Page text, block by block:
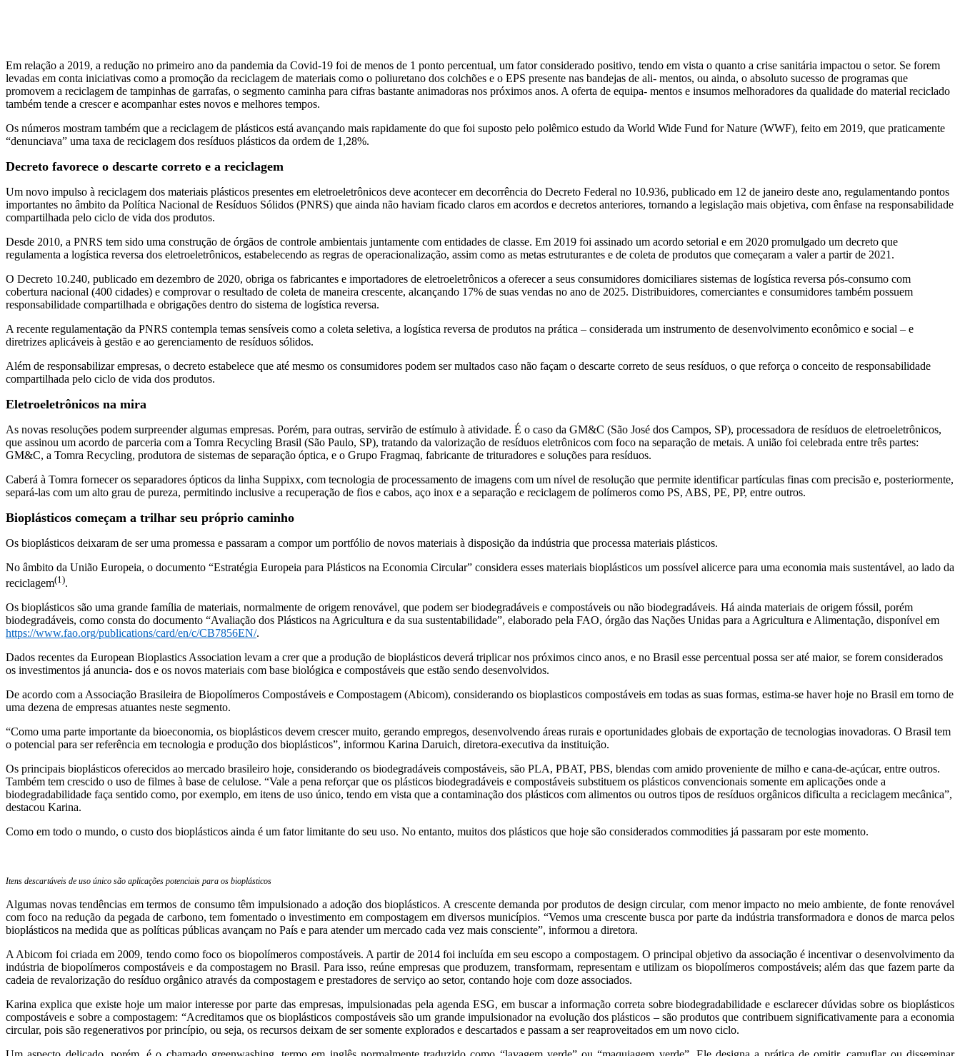
Em relação a 2019, a redução no primeiro ano da pandemia da Covid-19 foi de menos de 1 ponto percentual, um fator considerado positivo, tendo em vista o quanto a crise sanitária impactou o setor. Se forem
levadas em conta iniciativas como a promoção da reciclagem de materiais como o poliuretano dos colchões e o EPS presente nas bandejas de ali- mentos, ou ainda, o absoluto sucesso de programas que
promovem a reciclagem de tampinhas de garrafas, o segmento caminha para cifras bastante animadoras nos próximos anos. A oferta de equipa- mentos e insumos melhoradores da qualidade do material reciclado
também tende a crescer e acompanhar estes novos e melhores tempos.
Os números mostram também que a reciclagem de plásticos está avançando mais rapidamente do que foi suposto pelo polêmico estudo da World Wide Fund for Nature (WWF), feito em 2019, que praticamente
“denunciava” uma taxa de reciclagem dos resíduos plásticos da ordem de 1,28%.
Decreto favorece o descarte correto e a reciclagem
Um novo impulso à reciclagem dos materiais plásticos presentes em eletroeletrônicos deve acontecer em decorrência do Decreto Federal no 10.936, publicado em 12 de janeiro deste ano, regulamentando pontos
importantes no âmbito da Política Nacional de Resíduos Sólidos (PNRS) que ainda não haviam ficado claros em acordos e decretos anteriores, tornando a legislação mais objetiva, com ênfase na responsabilidade
compartilhada pelo ciclo de vida dos produtos.
Desde 2010, a PNRS tem sido uma construção de órgãos de controle ambientais juntamente com entidades de classe. Em 2019 foi assinado um acordo setorial e em 2020 promulgado um decreto que
regulamenta a logística reversa dos eletroeletrônicos, estabelecendo as regras de operacionalização, assim como as metas estruturantes e de coleta de produtos que começaram a valer a partir de 2021.
O Decreto 10.240, publicado em dezembro de 2020, obriga os fabricantes e importadores de eletroeletrônicos a oferecer a seus consumidores domiciliares sistemas de logística reversa pós-consumo com
cobertura nacional (400 cidades) e comprovar o resultado de coleta de maneira crescente, alcançando 17% de suas vendas no ano de 2025. Distribuidores, comerciantes e consumidores também possuem
responsabilidade compartilhada e obrigações dentro do sistema de logística reversa.
A recente regulamentação da PNRS contempla temas sensíveis como a coleta seletiva, a logística reversa de produtos na prática – considerada um instrumento de desenvolvimento econômico e social – e
diretrizes aplicáveis à gestão e ao gerenciamento de resíduos sólidos.
Além de responsabilizar empresas, o decreto estabelece que até mesmo os consumidores podem ser multados caso não façam o descarte correto de seus resíduos, o que reforça o conceito de responsabilidade
compartilhada pelo ciclo de vida dos produtos.
Eletroeletrônicos na mira
As novas resoluções podem surpreender algumas empresas. Porém, para outras, servirão de estímulo à atividade. É o caso da GM&C (São José dos Campos, SP), processadora de resíduos de eletroeletrônicos,
que assinou um acordo de parceria com a Tomra Recycling Brasil (São Paulo, SP), tratando da valorização de resíduos eletrônicos com foco na separação de metais. A união foi celebrada entre três partes:
GM&C, a Tomra Recycling, produtora de sistemas de separação óptica, e o Grupo Fragmaq, fabricante de trituradores e soluções para resíduos.
Caberá à Tomra fornecer os separadores ópticos da linha Suppixx, com tecnologia de processamento de imagens com um nível de resolução que permite identificar partículas finas com precisão e, posteriormente,
separá-las com um alto grau de pureza, permitindo inclusive a recuperação de fios e cabos, aço inox e a separação e reciclagem de polímeros como PS, ABS, PE, PP, entre outros.
Bioplásticos começam a trilhar seu próprio caminho
Os bioplásticos deixaram de ser uma promessa e passaram a compor um portfólio de novos materiais à disposição da indústria que processa materiais plásticos.
No âmbito da União Europeia, o documento “Estratégia Europeia para Plásticos na Economia Circular” considera esses materiais bioplásticos um possível alicerce para uma economia mais sustentável, ao lado da
reciclagem(1).
Os bioplásticos são uma grande família de materiais, normalmente de origem renovável, que podem ser biodegradáveis e compostáveis ou não biodegradáveis. Há ainda materiais de origem fóssil, porém
biodegradáveis, como consta do documento “Avaliação dos Plásticos na Agricultura e da sua sustentabilidade”, elaborado pela FAO, órgão das Nações Unidas para a Agricultura e Alimentação, disponível em
https://www.fao.org/publications/card/en/c/CB7856EN/.
Dados recentes da European Bioplastics Association levam a crer que a produção de bioplásticos deverá triplicar nos próximos cinco anos, e no Brasil esse percentual possa ser até maior, se forem considerados
os investimentos já anuncia- dos e os novos materiais com base biológica e compostáveis que estão sendo desenvolvidos.
De acordo com a Associação Brasileira de Biopolímeros Compostáveis e Compostagem (Abicom), considerando os bioplasticos compostáveis em todas as suas formas, estima-se haver hoje no Brasil em torno de
uma dezena de empresas atuantes neste segmento.
“Como uma parte importante da bioeconomia, os bioplásticos devem crescer muito, gerando empregos, desenvolvendo áreas rurais e oportunidades globais de exportação de tecnologias inovadoras. O Brasil tem
o potencial para ser referência em tecnologia e produção dos bioplásticos”, informou Karina Daruich, diretora-executiva da instituição.
Os principais bioplásticos oferecidos ao mercado brasileiro hoje, considerando os biodegradáveis compostáveis, são PLA, PBAT, PBS, blendas com amido proveniente de milho e cana-de-açúcar, entre outros.
Também tem crescido o uso de filmes à base de celulose. “Vale a pena reforçar que os plásticos biodegradáveis e compostáveis substituem os plásticos convencionais somente em aplicações onde a
biodegradabilidade faça sentido como, por exemplo, em itens de uso único, tendo em vista que a contaminação dos plásticos com alimentos ou outros tipos de resíduos orgânicos dificulta a reciclagem mecânica”,
destacou Karina.
Como em todo o mundo, o custo dos bioplásticos ainda é um fator limitante do seu uso. No entanto, muitos dos plásticos que hoje são considerados commodities já passaram por este momento.
Itens descartáveis de uso único são aplicações potenciais para os bioplásticos
Algumas novas tendências em termos de consumo têm impulsionado a adoção dos bioplásticos. A crescente demanda por produtos de design circular, com menor impacto no meio ambiente, de fonte renovável
com foco na redução da pegada de carbono, tem fomentado o investimento em compostagem em diversos municípios. “Vemos uma crescente busca por parte da indústria transformadora e donos de marca pelos
bioplásticos na medida que as políticas públicas avançam no País e para atender um mercado cada vez mais consciente”, informou a diretora.
A Abicom foi criada em 2009, tendo como foco os biopolímeros compostáveis. A partir de 2014 foi incluída em seu escopo a compostagem. O principal objetivo da associação é incentivar o desenvolvimento da
indústria de biopolímeros compostáveis e da compostagem no Brasil. Para isso, reúne empresas que produzem, transformam, representam e utilizam os biopolímeros compostáveis; além das que fazem parte da
cadeia de revalorização do resíduo orgânico através da compostagem e prestadores de serviço ao setor, contando hoje com doze associados.
Karina explica que existe hoje um maior interesse por parte das empresas, impulsionadas pela agenda ESG, em buscar a informação correta sobre biodegradabilidade e esclarecer dúvidas sobre os bioplásticos
compostáveis e sobre a compostagem: “Acreditamos que os bioplásticos compostáveis são um grande impulsionador na evolução dos plásticos – são produtos que contribuem significativamente para a economia
circular, pois são regenerativos por princípio, ou seja, os recursos deixam de ser somente explorados e descartados e passam a ser reaproveitados em um novo ciclo.